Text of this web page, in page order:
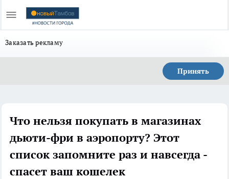
Заказать рекламу
Принять
Что нельзя покупать в магазинах
дьюти-фри в аэропорту? Этот
список запомните раз и навсегда -
спасет ваш кошелек